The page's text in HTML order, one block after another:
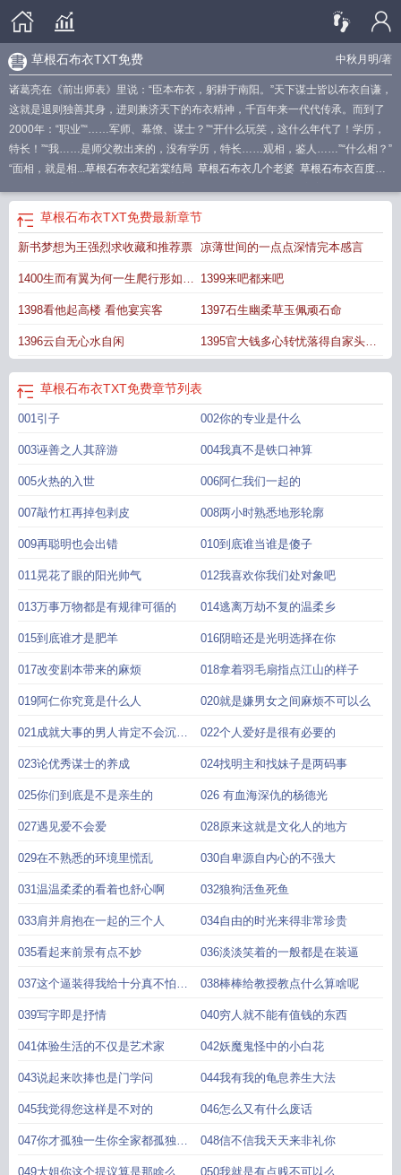
中秋月明/著
草根石布衣TXT免费
诸葛亮在《前出师表》里说：“臣本布衣，躬耕于南阳。”天下谋士皆以布衣自谦，
这就是退则独善其身，进则兼济天下的布衣精神，千百年来一代代传承。而到了
2000年：“职业”“……军师、幕僚、谋士？”“开什么玩笑，这什么年代了！学历，
特长！”“我……是师父教出来的，没有学历，特长……观相，鉴人……”“什么相？”
“面相，就是相...草根石布衣纪若棠结局 草根石布衣几个老婆 草根石布衣百度百
草根石布衣推了几个 草根石布衣的毒性有多强
布衣 笔趣阁
主角草根石布衣男主最后和谁一起草根石布衣 起点草根石布衣好看吗草根石
草根石布衣最后去哪了草根石布衣各个女主结局草根石布衣评价
衣TXT精校版 迅雷 草根石布衣讲什么 草根石布衣 第104章草根石布衣全文免费
度草根石布衣纪如青结局 草根石布衣简介草根石布衣百科草根石布衣讲的什
衣优书网草根石布衣有几个女人草根石布衣个人物结局
一起了草根石布衣TXT百度草根石布衣135草根石布衣笔趣阁无弹窗草根石布
衣各女主结局
草根石布衣女主角是谁
明草根石布衣石涧仁草根石布衣TXT奇书网草根石布衣 136章
草根石布衣TXT免费最新章节
新书梦想为王强烈求收藏和推荐票 凉薄世间的一点点深情完本感言
1400生而有翼为何一生爬行形如虫
蚁
1399来吧都来吧
1398看他起高楼 看他宴宾客 1397石生幽柔草玉佩顽石命
1396云自无心水自闲 1395官大钱多心转忧落得自家头白
早
草根石布衣TXT免费章节列表
001引子 002你的专业是什么
003诬善之人其辞游 004我真不是铁口神算
005火热的入世 006阿仁我们一起的
007敲竹杠再掉包剥皮 008两小时熟悉地形轮廓
009再聪明也会出错 010到底谁当谁是傻子
011晃花了眼的阳光帅气 012我喜欢你我们处对象吧
013万事万物都是有规律可循的 014逃离万劫不复的温柔乡
015到底谁才是肥羊 016阴暗还是光明选择在你
017改变剧本带来的麻烦 018拿着羽毛扇指点江山的样子
019阿仁你究竟是什么人 020就是嫌男女之间麻烦不可以么
021成就大事的男人肯定不会沉迷
女色
022个人爱好是很有必要的
023论优秀谋士的养成 024找明主和找妹子是两码事
025你们到底是不是亲生的 026 有血海深仇的杨德光
027遇见爱不会爱 028原来这就是文化人的地方
029在不熟悉的环境里慌乱 030自卑源自内心的不强大
031温温柔柔的看着也舒心啊 032狼狗活鱼死鱼
033肩并肩抱在一起的三个人 034自由的时光来得非常珍贵
035看起来前景有点不妙 036淡淡笑着的一般都是在装逼
037这个逼装得我给十分真不怕你
骄傲
038棒棒给教授教点什么算啥呢
039写字即是抒情 040穷人就不能有值钱的东西
041体验生活的不仅是艺术家 042妖魔鬼怪中的小白花
043说起来吹捧也是门学问 044我有我的龟息养生大法
045我觉得您这样是不对的 046怎么又有什么废话
047你才孤独一生你全家都孤独一
生
048信不信我天天来非礼你
049大姐你这个提议算是那啥么 050我就是有点贱不可以么